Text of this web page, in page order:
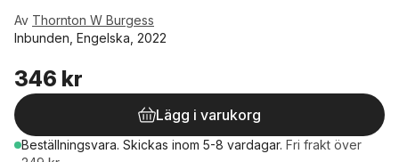
Av Thornton W Burgess
Inbunden, Engelska, 2022
346 kr
Lägg i varukorg
Beställningsvara. Skickas inom 5-8 vardagar. Fri frakt över